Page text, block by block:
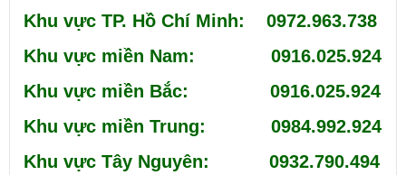
Khu vực TP. Hồ Chí Minh: 0972.963.738
Khu vực miền Nam: 0916.025.924
Khu vực miền Bắc: 0916.025.924
Khu vực miền Trung: 0984.992.924
Khu vực Tây Nguyên: 0932.790.494